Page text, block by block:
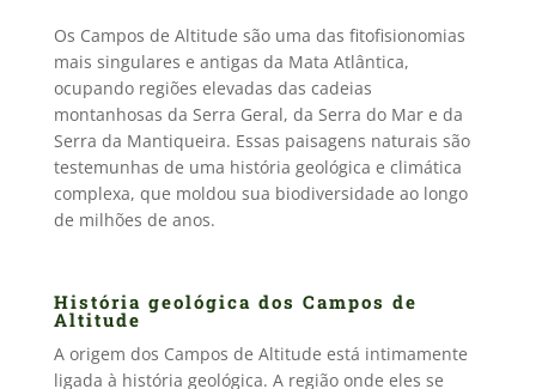
Os Campos de Altitude são uma das fitofisionomias
mais singulares e antigas da Mata Atlântica,
ocupando regiões elevadas das cadeias
montanhosas da Serra Geral, da Serra do Mar e da
Serra da Mantiqueira. Essas paisagens naturais são
testemunhas de uma história geológica e climática
complexa, que moldou sua biodiversidade ao longo
de milhões de anos.
História geológica dos Campos de
Altitude
A origem dos Campos de Altitude está intimamente
ligada à história geológica. A região onde eles se